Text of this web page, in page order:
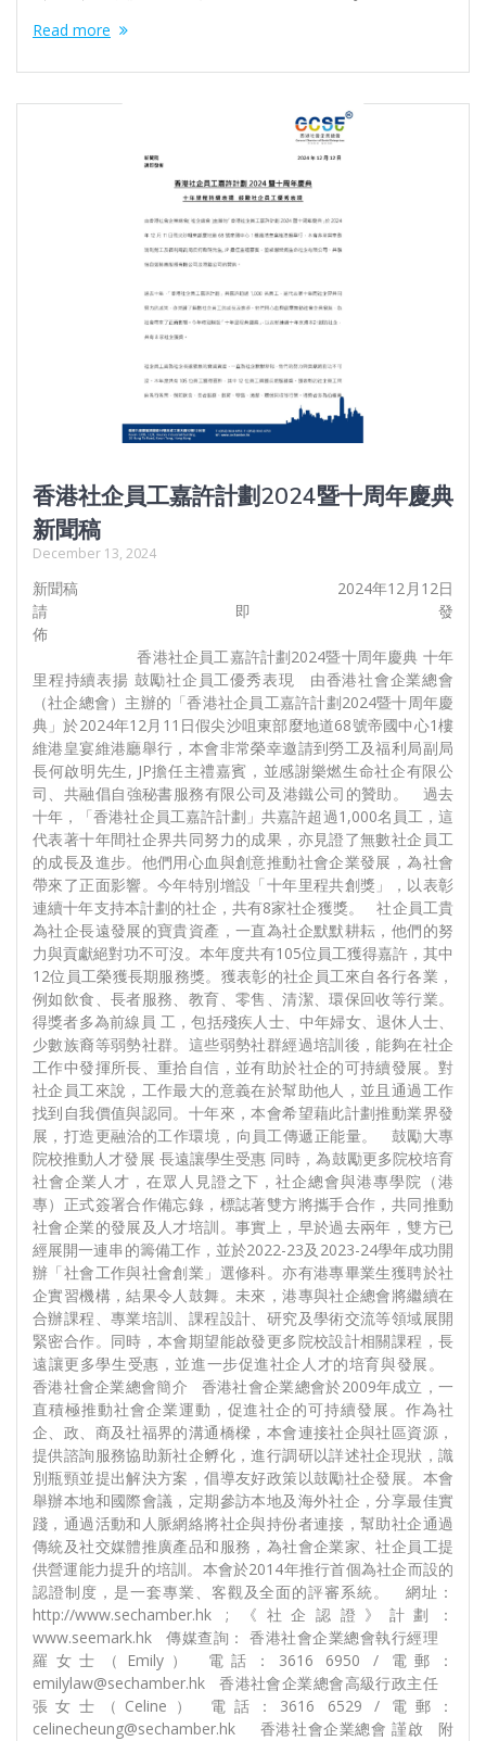
Read more
香港社企員工嘉許計劃2024暨十周年慶典
新聞稿
December 13, 2024
新聞稿 2024年12月12日
請即發
佈
香港社企員工嘉許計劃2024暨十周年慶典 十年
里程持續表揚 鼓勵社企員工優秀表現 由香港社會企業總會
（社企總會）主辦的「香港社企員工嘉許計劃2024暨十周年慶
典」於2024年12月11日假尖沙咀東部麼地道68號帝國中心1樓
維港皇宴維港廳舉行，本會非常榮幸邀請到勞工及福利局副局
長何啟明先生, JP擔任主禮嘉賓，並感謝樂燃生命社企有限公
司、共融倡自強秘書服務有限公司及港鐵公司的贊助。 過去
十年，「香港社企員工嘉許計劃」共嘉許超過1,000名員工，這
代表著十年間社企界共同努力的成果，亦見證了無數社企員工
的成長及進步。他們用心血與創意推動社會企業發展，為社會
帶來了正面影響。今年特別增設「十年里程共創獎」，以表彰
連續十年支持本計劃的社企，共有8家社企獲獎。 社企員工貴
為社企長遠發展的寶貴資產，一直為社企默默耕耘，他們的努
力與貢獻絕對功不可沒。本年度共有105位員工獲得嘉許，其中
12位員工榮獲長期服務獎。獲表彰的社企員工來自各行各業，
例如飲食、長者服務、教育、零售、清潔、環保回收等行業。
得獎者多為前線員 工，包括殘疾人士、中年婦女、退休人士、
少數族裔等弱勢社群。這些弱勢社群經過培訓後，能夠在社企
工作中發揮所長、重拾自信，並有助於社企的可持續發展。對
社企員工來說，工作最大的意義在於幫助他人，並且通過工作
找到自我價值與認同。十年來，本會希望藉此計劃推動業界發
展，打造更融洽的工作環境，向員工傳遞正能量。 鼓勵大專
院校推動人才發展 長遠讓學生受惠 同時，為鼓勵更多院校培育
社會企業人才，在眾人見證之下，社企總會與港專學院（港
專）正式簽署合作備忘錄，標誌著雙方將攜手合作，共同推動
社會企業的發展及人才培訓。事實上，早於過去兩年，雙方已
經展開一連串的籌備工作，並於2022-23及2023-24學年成功開
辦「社會工作與社會創業」選修科。亦有港專畢業生獲聘於社
企實習機構，結果令人鼓舞。未來，港專與社企總會將繼續在
合辦課程、專業培訓、課程設計、研究及學術交流等領域展開
緊密合作。同時，本會期望能啟發更多院校設計相關課程，長
遠讓更多學生受惠，並進一步促進社企人才的培育與發展。
香港社會企業總會簡介 香港社會企業總會於2009年成立，一
直積極推動社會企業運動，促進社企的可持續發展。作為社
企、政、商及社福界的溝通橋樑，本會連接社企與社區資源，
提供諮詢服務協助新社企孵化，進行調研以詳述社企現狀，識
別瓶頸並提出解決方案，倡導友好政策以鼓勵社企發展。本會
舉辦本地和國際會議，定期參訪本地及海外社企，分享最佳實
踐，通過活動和人脈網絡將社企與持份者連接，幫助社企通過
傳統及社交媒體推廣產品和服務，為社會企業家、社企員工提
供營運能力提升的培訓。本會於2014年推行首個為社企而設的
認證制度，是一套專業、客觀及全面的評審系統。 網址：
http://www.sechamber.hk ; 《社企認證》計劃：
www.seemark.hk 傳媒查詢： 香港社會企業總會執行經理
羅女士（Emily） 電話：3616 6950 / 電郵：
emilylaw@sechamber.hk 香港社會企業總會高級行政主任
張女士（Celine） 電話：3616 6529 / 電郵：
celinecheung@sechamber.hk 香港社會企業總會 謹啟 附